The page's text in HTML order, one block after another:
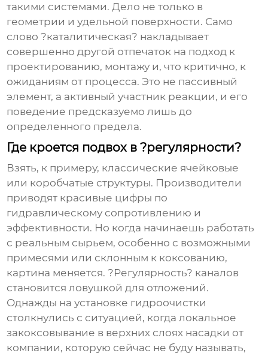
такими системами. Дело не только в
геометрии и удельной поверхности. Само
слово ?каталитическая? накладывает
совершенно другой отпечаток на подход к
проектированию, монтажу и, что критично, к
ожиданиям от процесса. Это не пассивный
элемент, а активный участник реакции, и его
поведение предсказуемо лишь до
определенного предела.
Где кроется подвох в ?регулярности?
Взять, к примеру, классические ячейковые
или коробчатые структуры. Производители
приводят красивые цифры по
гидравлическому сопротивлению и
эффективности. Но когда начинаешь работать
с реальным сырьем, особенно с возможными
примесями или склонным к коксованию,
картина меняется. ?Регулярность? каналов
становится ловушкой для отложений.
Однажды на установке гидроочистки
столкнулись с ситуацией, когда локальное
закоксовывание в верхних слоях насадки от
компании, которую сейчас не буду называть,